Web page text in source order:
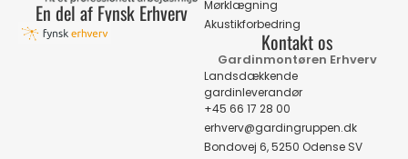
En del af Fynsk Erhverv
Mørklægning
Akustikforbedring
Kontakt os
Gardinmontøren Erhverv
Landsdækkende
gardinleverandør
+45 66 17 28 00
erhverv@gardingruppen.dk
Bondovej 6, 5250 Odense SV